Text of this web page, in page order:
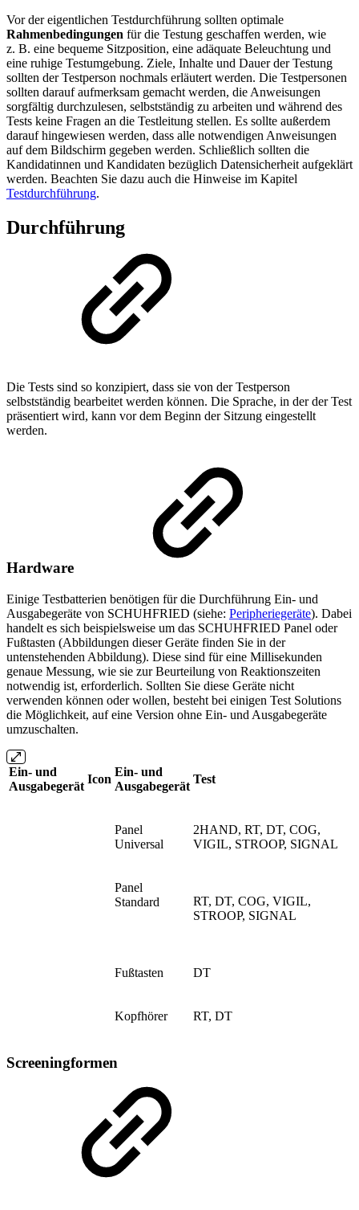
Vor der eigentlichen Testdurchführung sollten optimale
Rahmenbedingungen für die Testung geschaffen werden, wie
z. B. eine bequeme Sitzposition, eine adäquate Beleuchtung und
eine ruhige Testumgebung. Ziele, Inhalte und Dauer der Testung
sollten der Testperson nochmals erläutert werden. Die Testpersonen
sollten darauf aufmerksam gemacht werden, die Anweisungen
sorgfältig durchzulesen, selbstständig zu arbeiten und während des
Tests keine Fragen an die Testleitung stellen. Es sollte außerdem
darauf hingewiesen werden, dass alle notwendigen Anweisungen
auf dem Bildschirm gegeben werden. Schließlich sollten die
Kandidatinnen und Kandidaten bezüglich Datensicherheit aufgeklärt
werden. Beachten Sie dazu auch die Hinweise im Kapitel
Testdurchführung.
Durchführung
Die Tests sind so konzipiert, dass sie von der Testperson
selbstständig bearbeitet werden können. Die Sprache, in der der Test
präsentiert wird, kann vor dem Beginn der Sitzung eingestellt
werden.
Hardware
Einige Testbatterien benötigen für die Durchführung Ein- und
Ausgabegeräte von SCHUHFRIED (siehe: Peripheriegeräte). Dabei
handelt es sich beispielsweise um das SCHUHFRIED Panel oder
Fußtasten (Abbildungen dieser Geräte finden Sie in der
untenstehenden Abbildung). Diese sind für eine Millisekunden
genaue Messung, wie sie zur Beurteilung von Reaktionszeiten
notwendig ist, erforderlich. Sollten Sie diese Geräte nicht
verwenden können oder wollen, besteht bei einigen Test Solutions
die Möglichkeit, auf eine Version ohne Ein- und Ausgabegeräte
umzuschalten.
Ein- und
Ausgabegerät
Icon
Ein- und
Ausgabegerät
Test
Panel
Universal
2HAND, RT, DT, COG,
VIGIL, STROOP, SIGNAL
Panel
Standard
RT, DT, COG, VIGIL,
STROOP, SIGNAL
Fußtasten DT
Kopfhörer RT, DT
Screeningformen